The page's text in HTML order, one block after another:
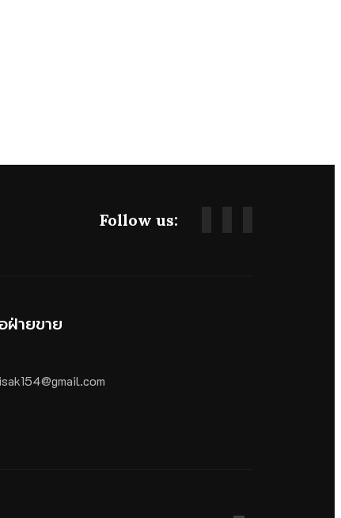
Follow us:
ายขาย